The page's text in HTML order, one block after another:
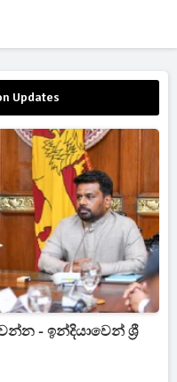
Updates
- ඉන්දියාවෙන් ශ්‍රී